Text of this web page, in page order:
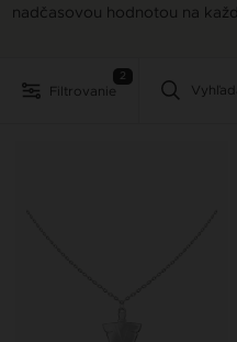
nadčasovou hodnotou na
Filtrovanie
2